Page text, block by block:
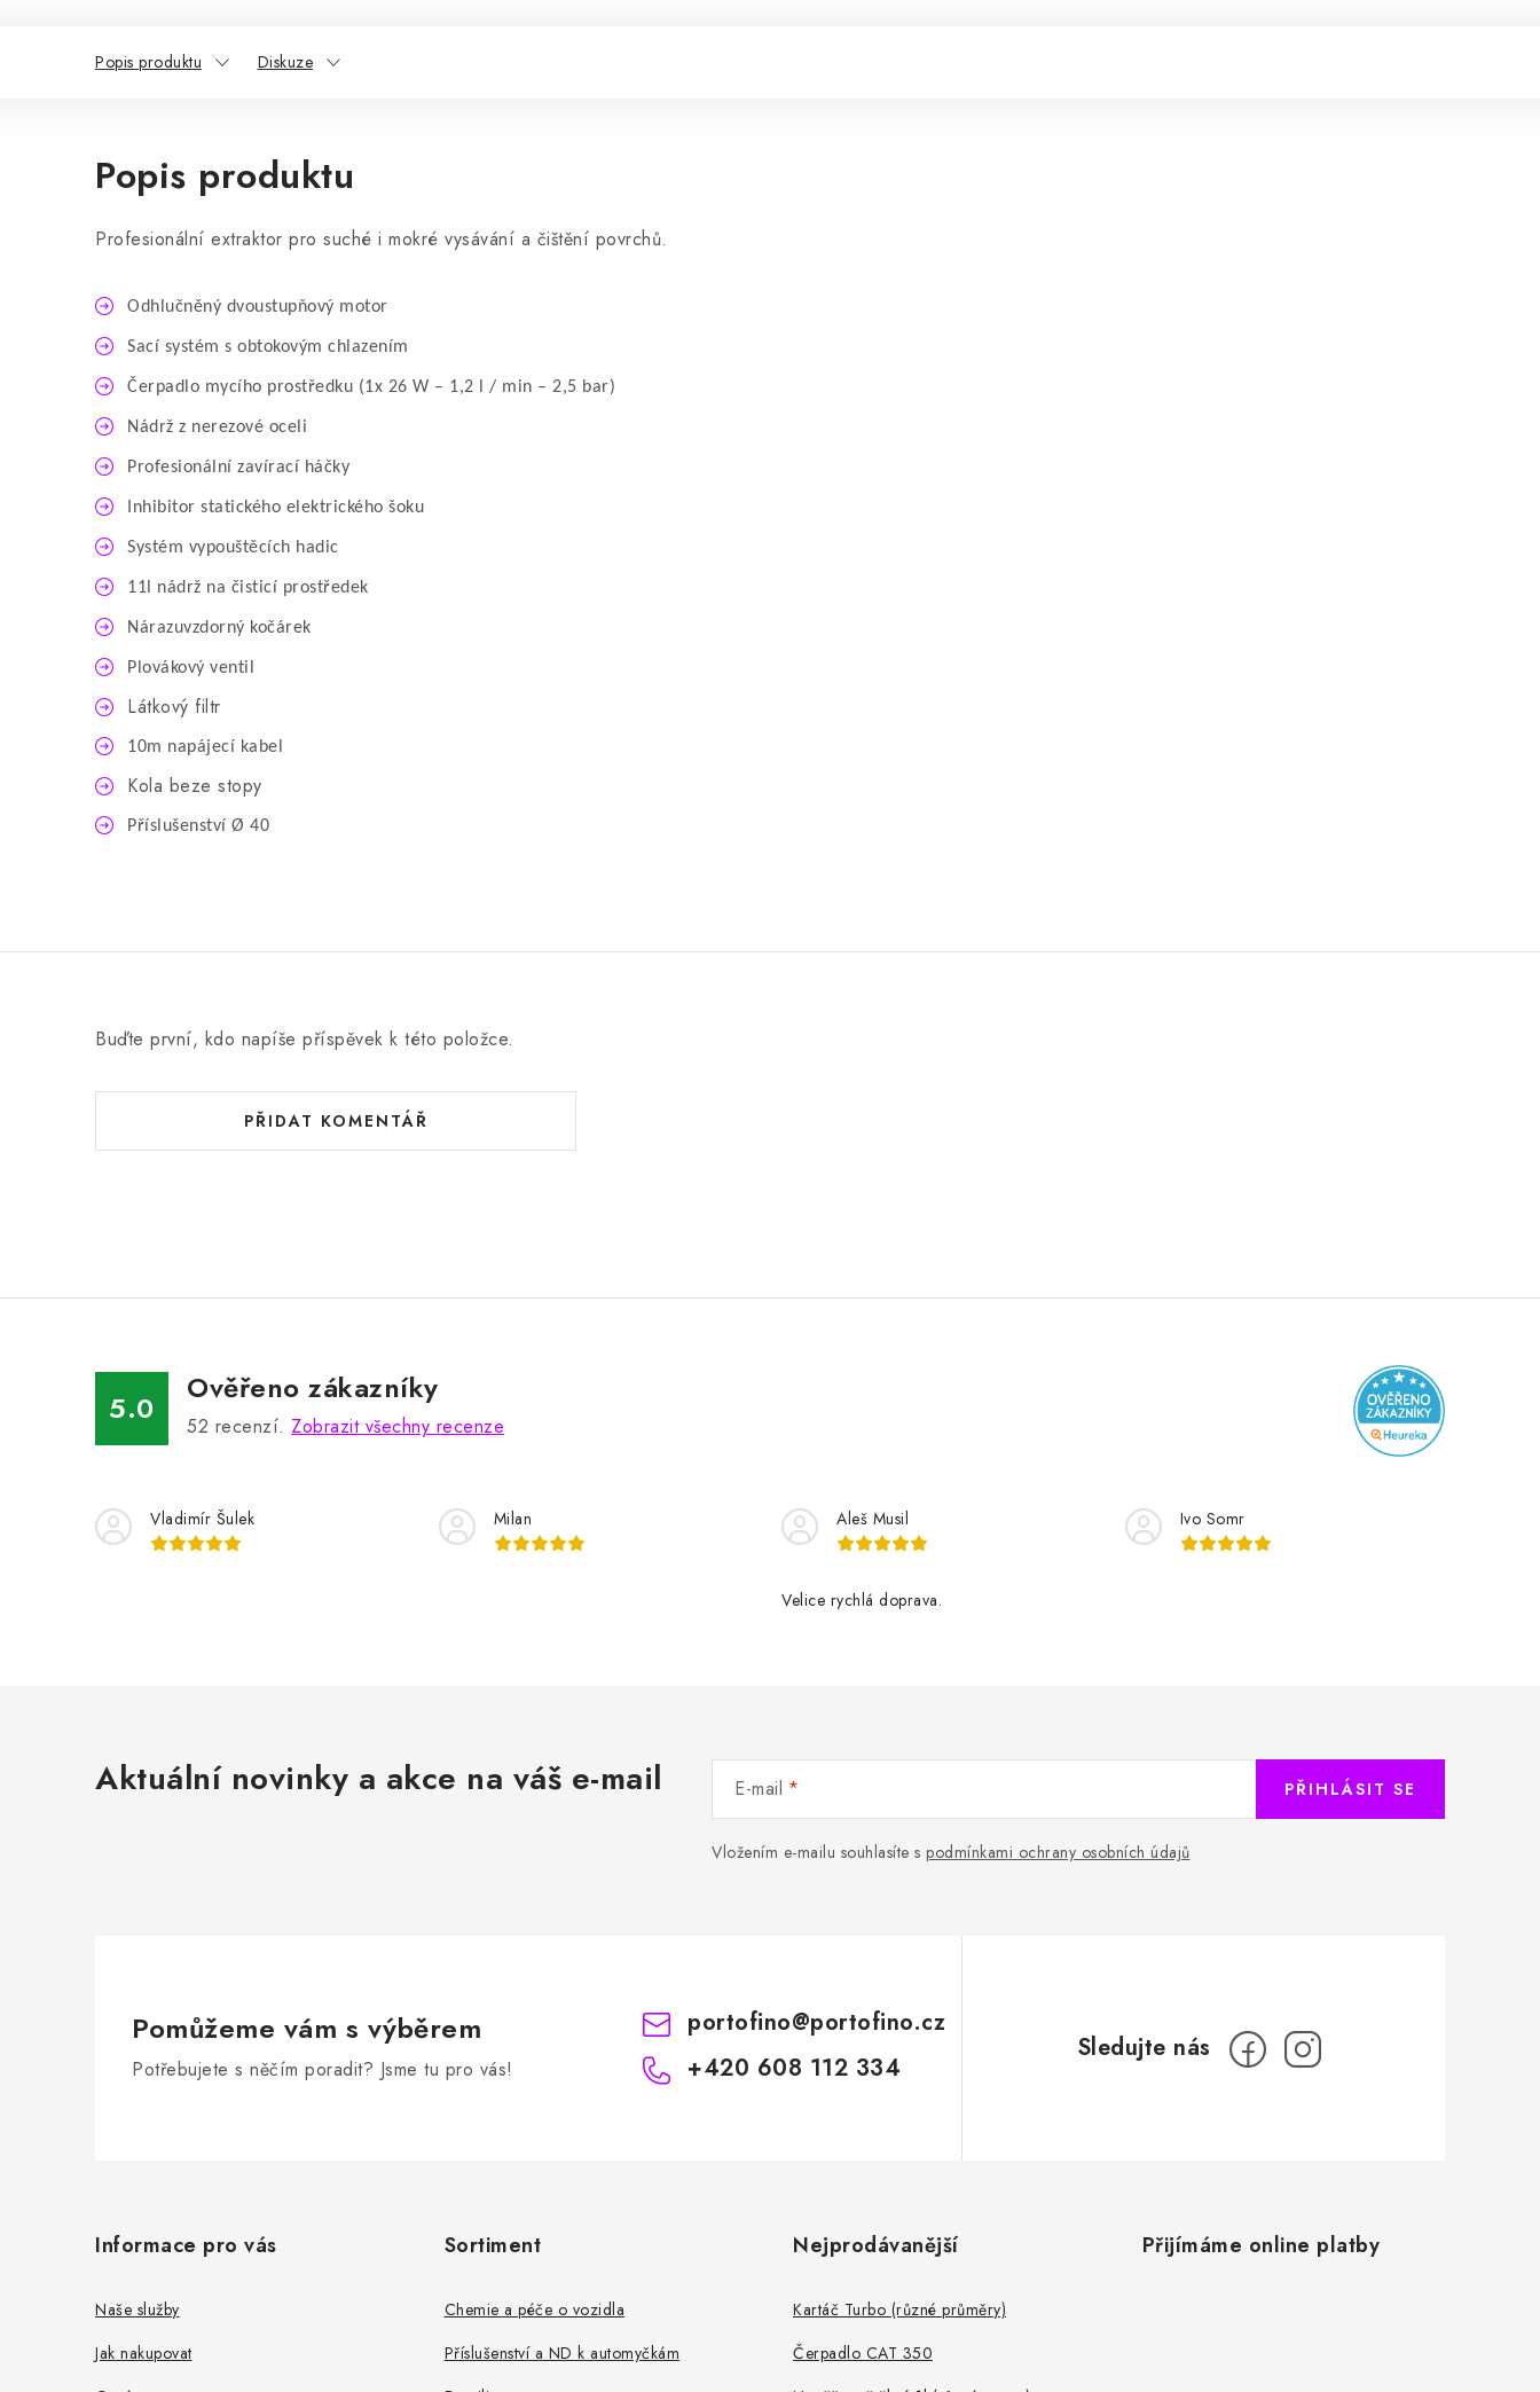
Popis produktu Diskuze
Popis produktu
Profesionální extraktor pro suché i mokré vysávání a čištění povrchů.
Odhlučněný dvoustupňový motor
Sací systém s obtokovým chlazením
Čerpadlo mycího prostředku (1x 26 W – 1,2 l / min – 2,5 bar)
Nádrž z nerezové oceli
Profesionální zavírací háčky
Inhibitor statického elektrického šoku
Systém vypouštěcích hadic
11l nádrž na čisticí prostředek
Nárazuvzdorný kočárek
Plovákový ventil
Látkový filtr
10m napájecí kabel
Kola beze stopy
Příslušenství Ø 40
Buďte první, kdo napíše příspěvek k této položce.
PŘIDAT KOMENTÁŘ
5.0
Ověřeno zákazníky
52 recenzí. Zobrazit všechny recenze
Vladimír Šulek Milan Aleš Musil
Velice rychlá doprava.
Ivo Somr
Aktuální novinky a akce na váš e-mail E-mail
Vložením e-mailu souhlasíte s podmínkami ochrany osobních údajů
PŘIHLÁSIT SE
Pomůžeme vám s výběrem
Potřebujete s něčím poradit? Jsme tu pro vás!
portofino@portofino.cz
+420 608 112 334
Informace pro vás
Naše služby
Jak nakupovat
Sortiment
Chemie a péče o vozidla
Příslušenství a ND k automyčkám
Nejprodávanější
Kartáč Turbo (různé průměry)
Čerpadlo CAT 350
Přijímáme online platby